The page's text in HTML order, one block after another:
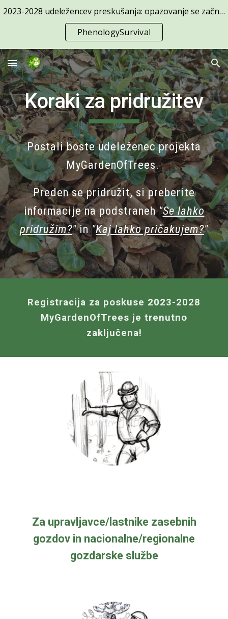
Skip to navigation
2023-2028 udeležencev preskušanja: opazovanje se začne 1. april
PhenologySurvival
Koraki za pridružitev
Postali boste udeleženec projekta
MyGardenOfTrees.
Preden se pridružit, si preberite
informacije na podstraneh"Se lahko
pridružim?"in"Kaj lahko pričakujem?"
Registracija za poskuse 2023-2028
MyGardenOfTrees je trenutno
zaključena!
Za upravljavce/lastnike zasebnih
gozdov in nacionalne/regionalne
gozdarske službe